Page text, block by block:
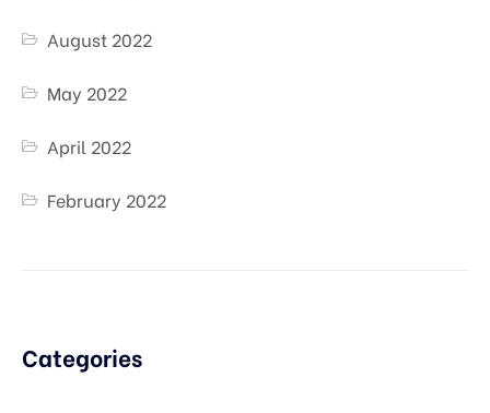
August 2022
May 2022
April 2022
February 2022
Categories